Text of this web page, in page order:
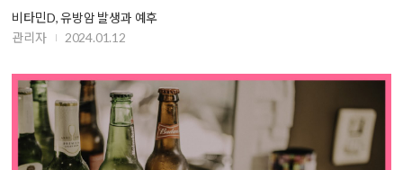
비타민D, 유방암 발생과 예후
관리자
2024.01.12